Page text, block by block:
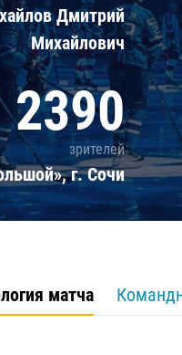
Дмитрий
Михайлович
2390
зрителей
г. Сочи
матча